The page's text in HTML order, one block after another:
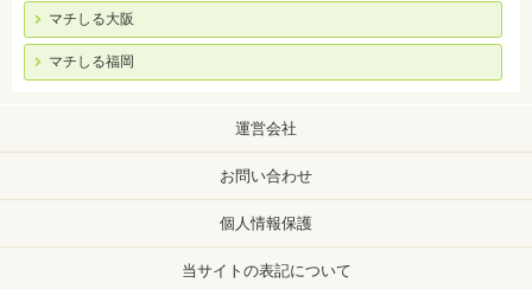
マチしる大阪
マチしる福岡
運営会社
お問い合わせ
個人情報保護
当サイトの表記について